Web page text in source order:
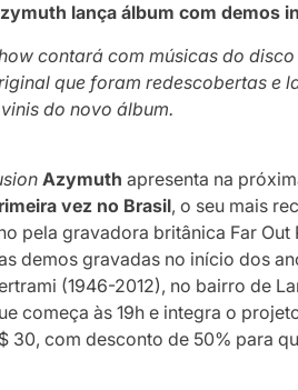
lança álbum com demos
contará com músicas do
que foram redescobertas e
do novo álbum.
Azymuth apresenta na
vez no Brasil, o seu mais
pela gravadora britânica Far
demos gravadas no início dos
(1946-2012), no bairro de
começa às 19h e integra o
30, com desconto de 50% para